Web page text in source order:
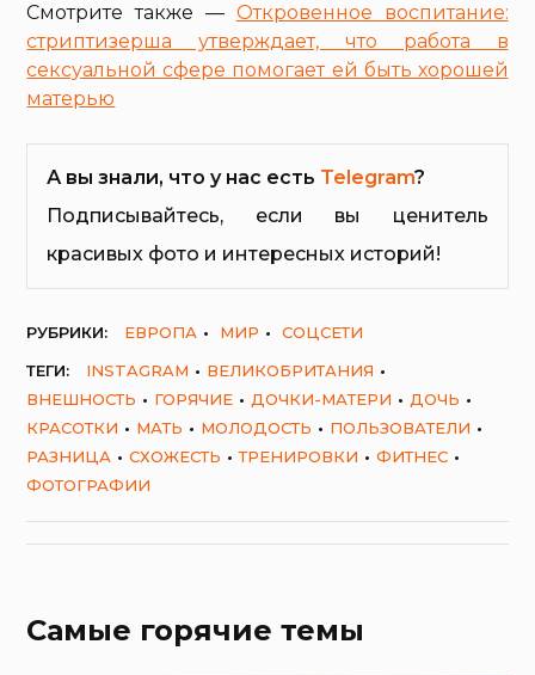
Смотрите также — Откровенное воспитание:
стриптизерша утверждает, что работа в
сексуальной сфере помогает ей быть хорошей
матерью
А вы знали, что у нас есть Telegram?
Подписывайтесь, если вы ценитель
красивых фото и интересных историй!
РУБРИКИ: ЕВРОПА МИР
СОЦСЕТИ
ТЕГИ:
INSTAGRAM
ВЕЛИКОБРИТАНИЯ
ВНЕШНОСТЬ
ГОРЯЧИЕ ДОЧКИ-МАТЕРИ
ДОЧЬ
КРАСОТКИ
МАТЬ МОЛОДОСТЬ
ПОЛЬЗОВАТЕЛИ
РАЗНИЦА
СХОЖЕСТЬ ТРЕНИРОВКИ
ФИТНЕС
ФОТОГРАФИИ
Самые горячие темы